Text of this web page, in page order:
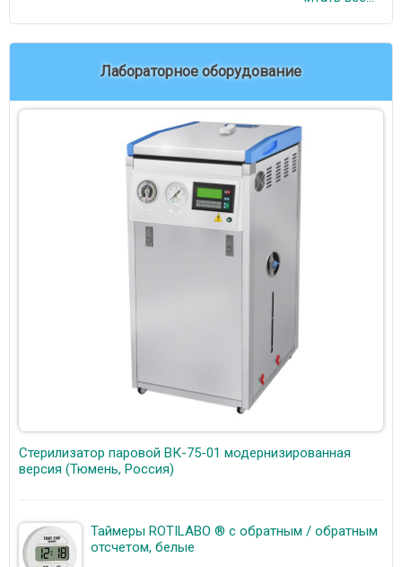
Лабораторное оборудование
Стерилизатор паровой ВК-75-01 модернизированная
версия (Тюмень, Россия)
Таймеры ROTILABO ® с обратным / обратным
отсчетом, белые